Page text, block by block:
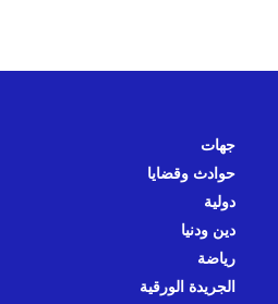
جهات
حوادث وقضايا
دولية
دين ودنيا
رياضة
الجريدة الورقية